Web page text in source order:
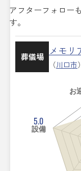
アフターフォロー
す。
葬儀場 メモリ
（川口市）
お
5.0
設備